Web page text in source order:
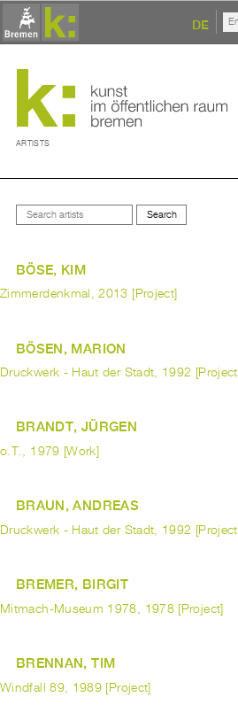
DE
ARTISTS
BÖSE, KIM
Zimmerdenkmal, 2013 [Project]
BÖSEN, MARION
Druckwerk - Haut der Stadt, 1992 [Project]
BRANDT, JÜRGEN
o.T., 1979 [Work]
BRAUN, ANDREAS
Druckwerk - Haut der Stadt, 1992 [Project]
BREMER, BIRGIT
Mitmach-Museum 1978, 1978 [Project]
BRENNAN, TIM
Windfall 89, 1989 [Project]